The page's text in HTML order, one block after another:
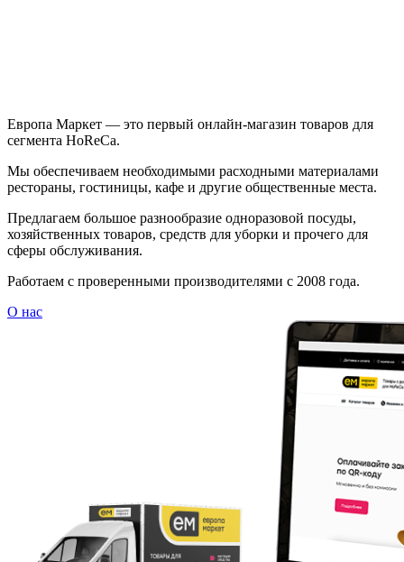
Европа Маркет — это первый онлайн-магазин товаров для
сегмента HoReCa.
Мы обеспечиваем необходимыми расходными материалами
рестораны, гостиницы, кафе и другие общественные места.
Предлагаем большое разнообразие одноразовой посуды,
хозяйственных товаров, средств для уборки и прочего для
сферы обслуживания.
Работаем с проверенными производителями с 2008 года.
О нас